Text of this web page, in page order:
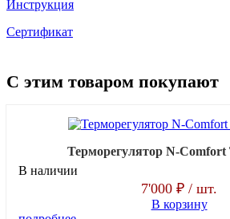
Инструкция
Сертификат
С этим товаром покупают
Терморегулятор N-Comfort
В наличии
7'000 ₽ / шт.
В корзину